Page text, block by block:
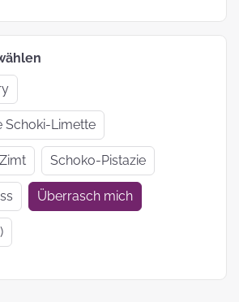
Schoki-Limette
Schoko-Pistazie
Überrasch mich